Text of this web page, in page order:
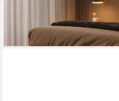
lieferbar - in 5-6 Werktagen bei dir